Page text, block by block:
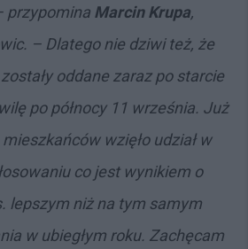
przypomina Marcin Krupa,
– Dlatego nie dziwi też, że
oddane zaraz po starcie
po północy 11 września. Już
wzięło udział w
co jest wynikiem o
lepszym niż na tym samym
w ubiegłym roku. Zachęcam